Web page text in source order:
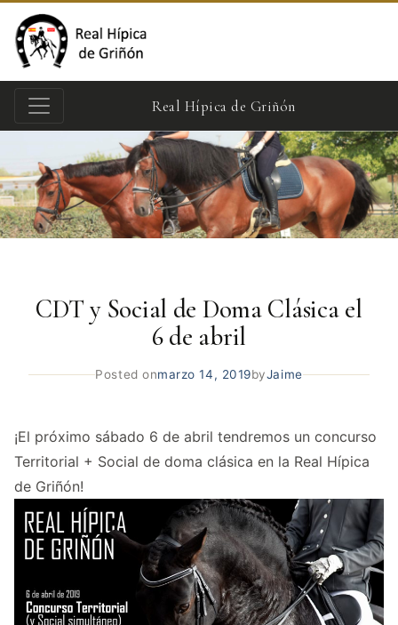
Real Hípica de Griñón
CDT y Social de Doma Clásica el
6 de abril
Posted onmarzo 14, 2019byJaime
¡El próximo sábado 6 de abril tendremos un concurso
Territorial + Social de doma clásica en la Real Hípica
de Griñón!